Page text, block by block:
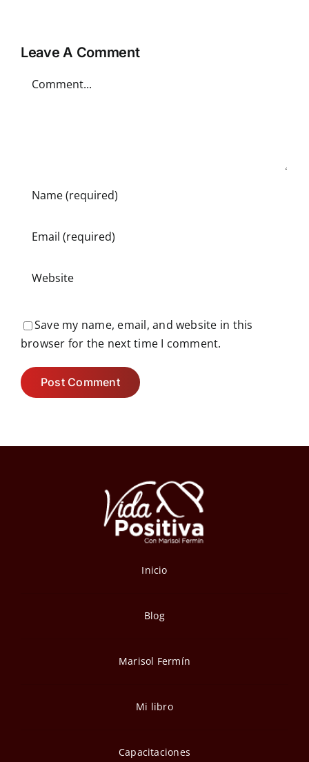
Leave A Comment
Save my name, email, and website in this
browser for the next time I comment.
Inicio
Blog
Marisol Fermín
Mi libro
Capacitaciones